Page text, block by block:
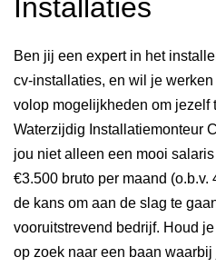
Installaties
Ben jij een expert in het
cv-installaties, en wil je
volop mogelijkheden om jezelf
Waterzijdig Installatiemonteur
jou niet alleen een mooi
€3.500 bruto per maand (o.b.v.
de kans om aan de slag te
vooruitstrevend bedrijf. Houd
op zoek naar een baan